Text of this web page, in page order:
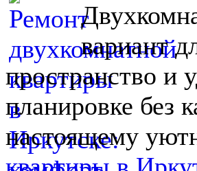
вариант
пространство и
планировке без
настоящему